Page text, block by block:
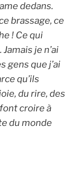
dedans.
brassage, ce
! Ce qui
je n’ai
gens que j’ai
qu’ils
du rire, des
croire à
du monde